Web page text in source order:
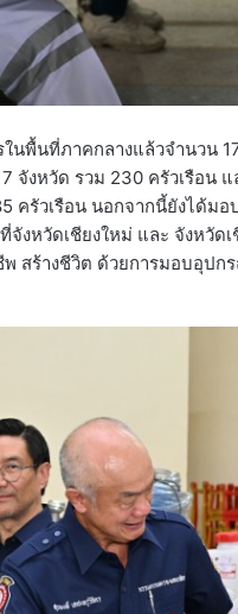
นพื้นที่ภาคกลางแล้วจำนวน
จังหวัด รวม 230 ครัวเรือน
ครัวเรือน นอกจากนี้ยังได้
หวัดเชียงใหม่ และ จังหวัด
สร้างชีวิต ด้วยการมอบอุป